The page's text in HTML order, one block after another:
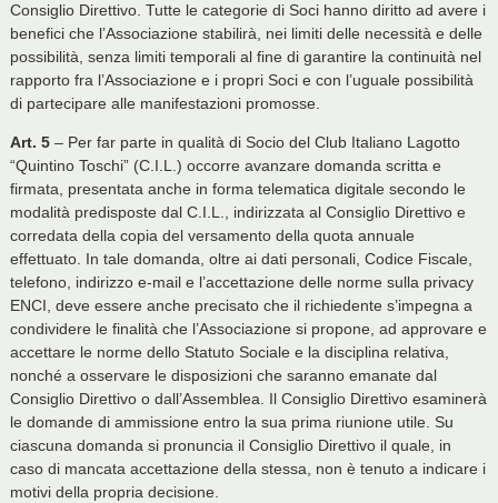
Consiglio Direttivo. Tutte le categorie di Soci hanno diritto ad avere i
benefici che l’Associazione stabilirà, nei limiti delle necessità e delle
possibilità, senza limiti temporali al fine di garantire la continuità nel
rapporto fra l’Associazione e i propri Soci e con l’uguale possibilità
di partecipare alle manifestazioni promosse.
Art. 5– Per far parte in qualità di Socio del Club Italiano Lagotto
“Quintino Toschi” (C.I.L.) occorre avanzare domanda scritta e
firmata, presentata anche in forma telematica digitale secondo le
modalità predisposte dal C.I.L., indirizzata al Consiglio Direttivo e
corredata della copia del versamento della quota annuale
effettuato. In tale domanda, oltre ai dati personali, Codice Fiscale,
telefono, indirizzo e-mail e l’accettazione delle norme sulla privacy
ENCI, deve essere anche precisato che il richiedente s’impegna a
condividere le finalità che l’Associazione si propone, ad approvare e
accettare le norme dello Statuto Sociale e la disciplina relativa,
nonché a osservare le disposizioni che saranno emanate dal
Consiglio Direttivo o dall’Assemblea. Il Consiglio Direttivo esaminerà
le domande di ammissione entro la sua prima riunione utile. Su
ciascuna domanda si pronuncia il Consiglio Direttivo il quale, in
caso di mancata accettazione della stessa, non è tenuto a indicare i
motivi della propria decisione.